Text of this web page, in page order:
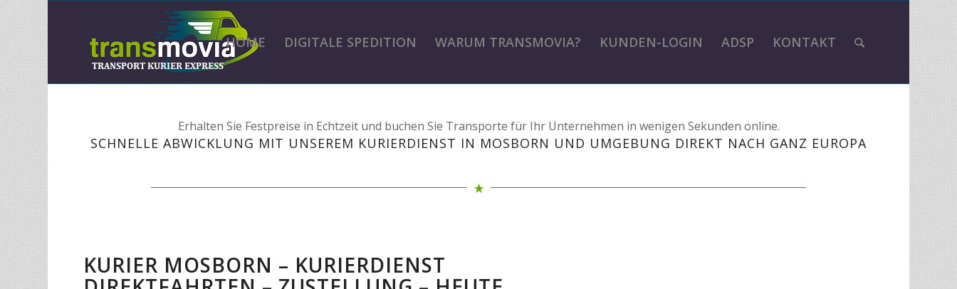
HOME DIGITALE SPEDITION WARUM TRANSMOVIA? KUNDEN-LOGIN ADSP KONTAKT
Erhalten Sie Festpreise in Echtzeit und buchen Sie Transporte für Ihr Unternehmen in wenigen Sekunden online.
SCHNELLE ABWICKLUNG MIT UNSEREM KURIERDIENST IN MOSBORN UND UMGEBUNG DIREKT NACH GANZ EUROPA
KURIER MOSBORN – KURIERDIENST